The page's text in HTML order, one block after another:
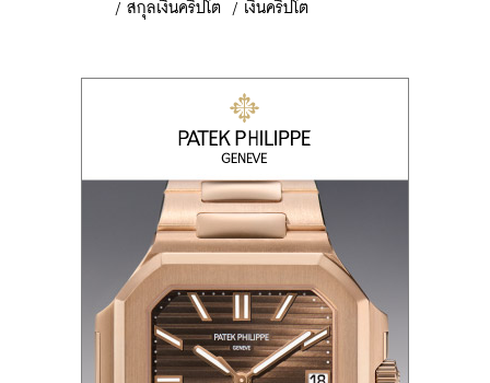
/ สกุลเงินคริปโต / เงินคริปโต